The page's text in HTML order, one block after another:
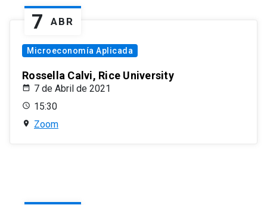
7 ABR
Microeconomía Aplicada
Rossella Calvi, Rice University
7 de Abril de 2021
15:30
Zoom